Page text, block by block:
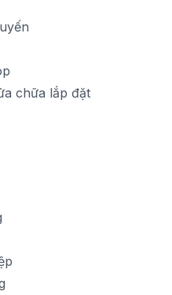
chữa lắp đặt